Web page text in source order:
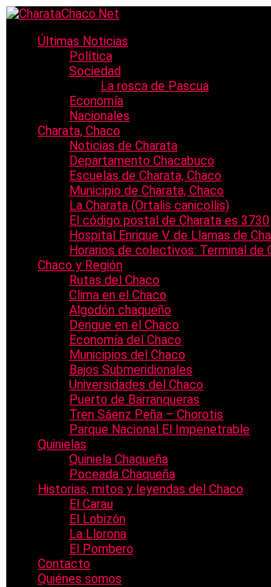
Últimas Noticias
Política
Sociedad
La rosca de Pascua
Economía
Nacionales
Charata, Chaco
Noticias de Charata
Departamento Chacabuco
Escuelas de Charata, Chaco
Municipio de Charata, Chaco
La Charata (Ortalis canicollis)
El código postal de Charata es 3730
Hospital Enrique V. de Llamas de
Horarios de colectivos: Terminal de
Chaco y Región
Rutas del Chaco
Clima en el Chaco
Algodón chaqueño
Dengue en el Chaco
Economía del Chaco
Municipios del Chaco
Bajos Submeridionales
Universidades del Chaco
Puerto de Barranqueras
Tren Sáenz Peña – Chorotis
Parque Nacional El Impenetrable
Quinielas
Quiniela Chaqueña
Poceada Chaqueña
Historias, mitos y leyendas del Chaco
El Carau
El Lobizón
La Llorona
El Pombero
Contacto
Quiénes somos